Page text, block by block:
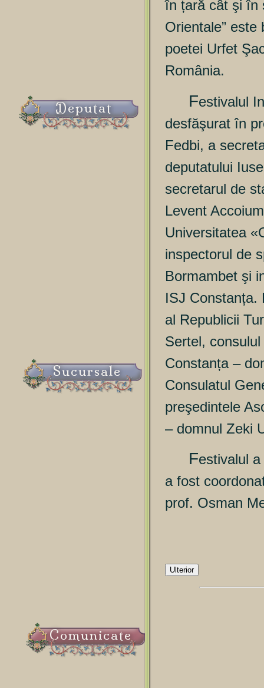
Deputat
Sucursale
Comunicate
în țară cât şi în
Orientale”
poetei Urfet
România.
Festivalul
desfăşurat în
Fedbi, a
deputatului
secretarul de
Levent
Universitatea
inspectorul de
Bormambet şi
ISJ Constanța.
al Republicii
Sertel,
Constanța –
Consulatul
preşedintele
– domnul Zeki
Festivalul
a fost
prof. Osman
Ulterior